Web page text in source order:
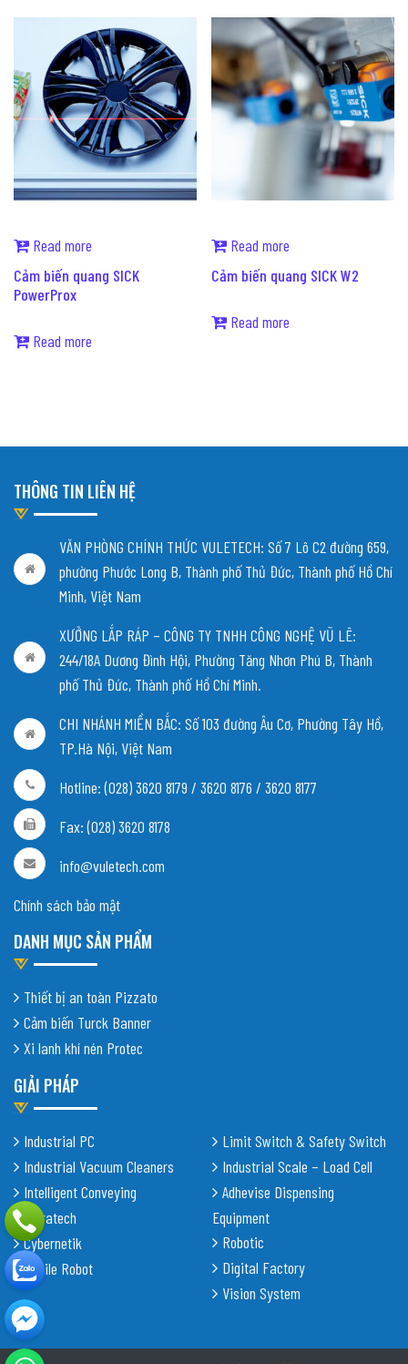
Read more
Cảm biến quang SICK
PowerProx
Read more
Read more
Cảm biến quang SICK W2
Read more
THÔNG TIN LIÊN HỆ
VĂN PHÒNG CHÍNH THỨC VULETECH: Số 7 Lô C2 đường 659,
phường Phước Long B, Thành phố Thủ Đức, Thành phố Hồ Chí
Minh, Việt Nam
XƯỞNG LẮP RÁP – CÔNG TY TNHH CÔNG NGHỆ VŨ LÊ:
244/18A Dương Đình Hội, Phường Tăng Nhơn Phú B, Thành
phố Thủ Đức, Thành phố Hồ Chí Minh.
CHI NHÁNH MIỀN BẮC: Số 103 đường Âu Cơ, Phường Tây Hồ,
TP.Hà Nội, Việt Nam
Hotline: (028) 3620 8179 / 3620 8176 / 3620 8177
Fax: (028) 3620 8178
info@vuletech.com
Chính sách bảo mật
DANH MỤC SẢN PHẨM
Thiết bị an toàn Pizzato
Cảm biến Turck Banner
Xi lanh khí nén Protec
GIẢI PHÁP
Industrial PC
Industrial Vacuum Cleaners
Intelligent Conveying
Shiratech
Cybernetik
Mobile Robot
Limit Switch & Safety Switch
Industrial Scale – Load Cell
Adhevise Dispensing
Equipment
Robotic
Digital Factory
Vision System